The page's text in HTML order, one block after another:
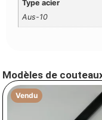
Type acier
Aus-10
Modèles de
Vendu